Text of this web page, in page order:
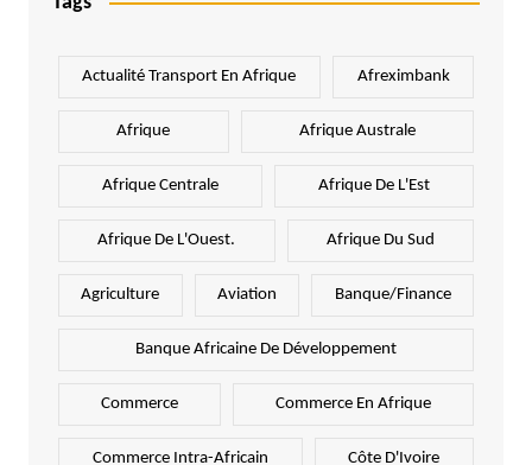
Actualité Transport En Afrique Afreximbank
Afrique Afrique Australe
Afrique Centrale Afrique De L'Est
Afrique De L'Ouest. Afrique Du Sud
Agriculture Aviation Banque/Finance
Banque Africaine De Développement
Commerce Commerce En Afrique
Commerce Intra-Africain Côte D'Ivoire